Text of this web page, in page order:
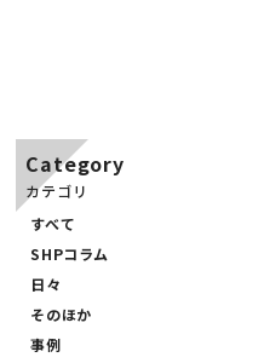
PRICE
Category
カテゴリ
すべて
SHPコラム
日々
そのほか
事例